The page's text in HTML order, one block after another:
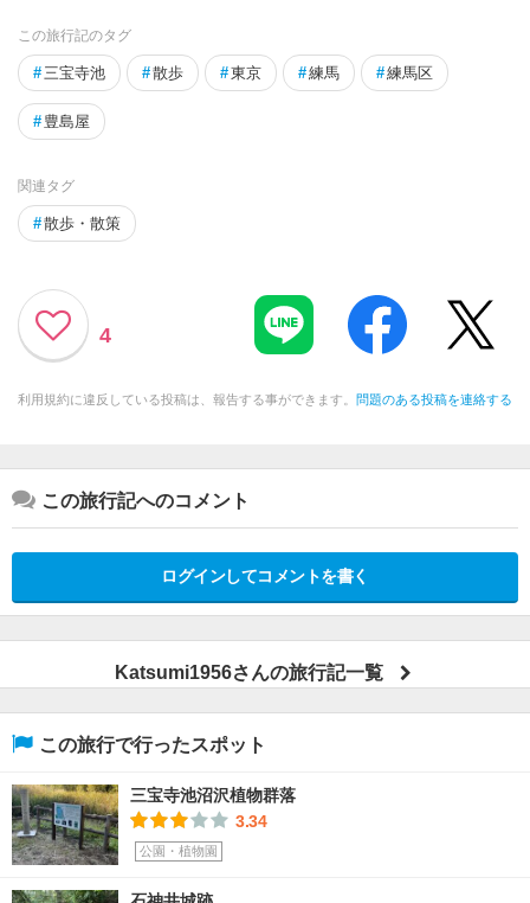
この旅行記のタグ
#三宝寺池 #散歩 #東京 #練馬 #練馬区
# 豊島屋
関連タグ
#散歩・散策
4
利用規約に違反している投稿は、報告する事ができます。 問題のある投稿を連絡する
この旅行記へのコメント
ログインしてコメントを書く
Katsumi1956さんの旅行記一覧
この旅行で行ったスポット
三宝寺池沼沢植物群落
3.34
公園・植物園